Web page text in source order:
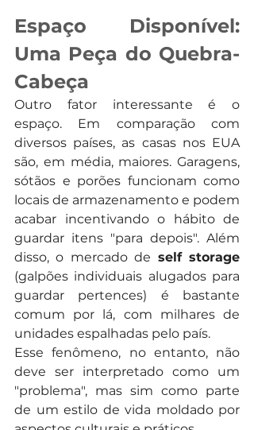
Espaço Disponível:
Uma Peça do Quebra-
Cabeça
Outro fator interessante é o
espaço. Em comparação com
diversos países, as casas nos EUA
são, em média, maiores. Garagens,
sótãos e porões funcionam como
locais de armazenamento e podem
acabar incentivando o hábito de
guardar itens "para depois". Além
disso, o mercado de self storage
(galpões individuais alugados para
guardar pertences) é bastante
comum por lá, com milhares de
unidades espalhadas pelo país.
Esse fenômeno, no entanto, não
deve ser interpretado como um
"problema", mas sim como parte
de um estilo de vida moldado por